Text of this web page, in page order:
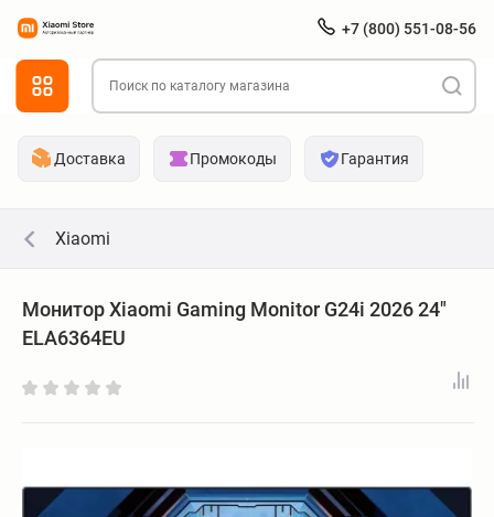
+7 (800) 551-08-56
Доставка Промокоды Гарантия
Xiaomi
Монитор Xiaomi Gaming Monitor G24i 2026 24"
ELA6364EU